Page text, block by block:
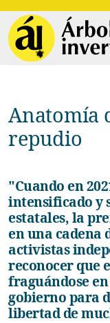
Anatomía de un acto de
repudio
"Cuando en 2021 la violencia del Estado se ha
intensificado y
estatales, la
en una cadena
activistas
reconocer que
fraguándose
gobierno para
libertad de